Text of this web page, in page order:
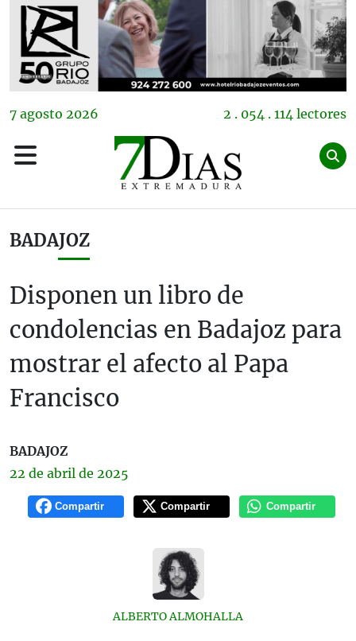
7 agosto 2026 2 . 054 . 114 lectores
BADAJOZ
Disponen un libro de
condolencias en Badajoz para
mostrar el afecto al Papa
Francisco
BADAJOZ
22 de abril de 2025
Compartir Compartir Compartir
ALBERTO ALMOHALLA